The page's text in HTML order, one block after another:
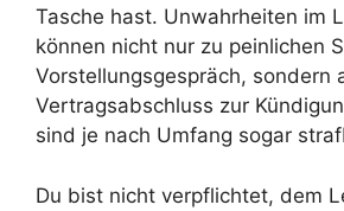
Tasche hast. Unwahrheiten im
können nicht nur zu peinlichen
Vorstellungsgespräch, sondern
Vertragsabschluss zur
sind je nach Umfang sogar
Du bist nicht verpflichtet, dem